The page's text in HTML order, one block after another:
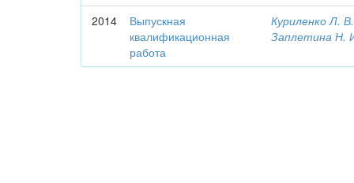
2014
Выпускная
квалификационная
работа
Куриленко Л. В.
Заплетина Н.